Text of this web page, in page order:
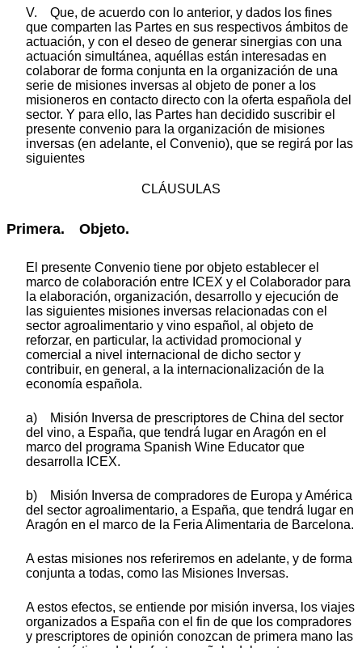
V. Que, de acuerdo con lo anterior, y dados los fines
que comparten las Partes en sus respectivos ámbitos de
actuación, y con el deseo de generar sinergias con una
actuación simultánea, aquéllas están interesadas en
colaborar de forma conjunta en la organización de una
serie de misiones inversas al objeto de poner a los
misioneros en contacto directo con la oferta española del
sector. Y para ello, las Partes han decidido suscribir el
presente convenio para la organización de misiones
inversas (en adelante, el Convenio), que se regirá por las
siguientes
CLÁUSULAS
Primera. Objeto.
El presente Convenio tiene por objeto establecer el
marco de colaboración entre ICEX y el Colaborador para
la elaboración, organización, desarrollo y ejecución de
las siguientes misiones inversas relacionadas con el
sector agroalimentario y vino español, al objeto de
reforzar, en particular, la actividad promocional y
comercial a nivel internacional de dicho sector y
contribuir, en general, a la internacionalización de la
economía española.
a) Misión Inversa de prescriptores de China del sector
del vino, a España, que tendrá lugar en Aragón en el
marco del programa Spanish Wine Educator que
desarrolla ICEX.
b) Misión Inversa de compradores de Europa y América
del sector agroalimentario, a España, que tendrá lugar en
Aragón en el marco de la Feria Alimentaria de Barcelona.
A estas misiones nos referiremos en adelante, y de forma
conjunta a todas, como las Misiones Inversas.
A estos efectos, se entiende por misión inversa, los viajes
organizados a España con el fin de que los compradores
y prescriptores de opinión conozcan de primera mano las